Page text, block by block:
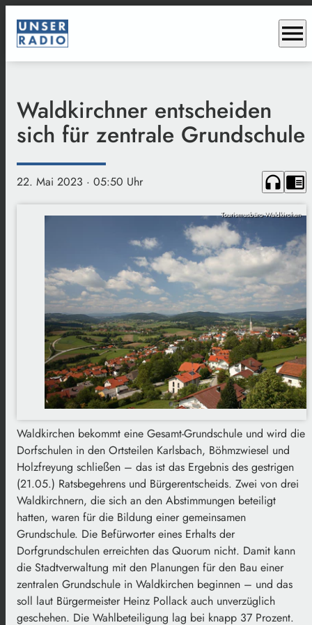
menu
Waldkirchner entscheiden
sich für zentrale Grundschule
22. Mai 2023 · 05:50 Uhr headphones chrome_reader_mode
Tourismusbüro Waldkirchen
Waldkirchen bekommt eine Gesamt-Grundschule und wird die
Dorfschulen in den Ortsteilen Karlsbach, Böhmzwiesel und
Holzfreyung schließen – das ist das Ergebnis des gestrigen
(21.05.) Ratsbegehrens und Bürgerentscheids. Zwei von drei
Waldkirchnern, die sich an den Abstimmungen beteiligt
hatten, waren für die Bildung einer gemeinsamen
Grundschule. Die Befürworter eines Erhalts der
Dorfgrundschulen erreichten das Quorum nicht. Damit kann
die Stadtverwaltung mit den Planungen für den Bau einer
zentralen Grundschule in Waldkirchen beginnen – und das
soll laut Bürgermeister Heinz Pollack auch unverzüglich
geschehen. Die Wahlbeteiligung lag bei knapp 37 Prozent.